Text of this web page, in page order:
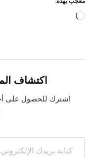
جاري
اكتشاف
اشترك للحصول على
كتابة بريدك الإلكتروني...